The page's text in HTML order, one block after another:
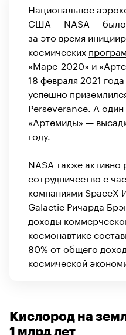
Национальное
США — NASA — было
за это время
космических
«Марс-2020» и
18 февраля 2021
успешно
Perseverance. А один
«Артемиды» —
году.
NASA также активно
сотрудничество с
компаниями SpaceX
Galactic Ричарда
доходы
космонавтике
80% от общего
космической
Кислород на
1 млрд лет